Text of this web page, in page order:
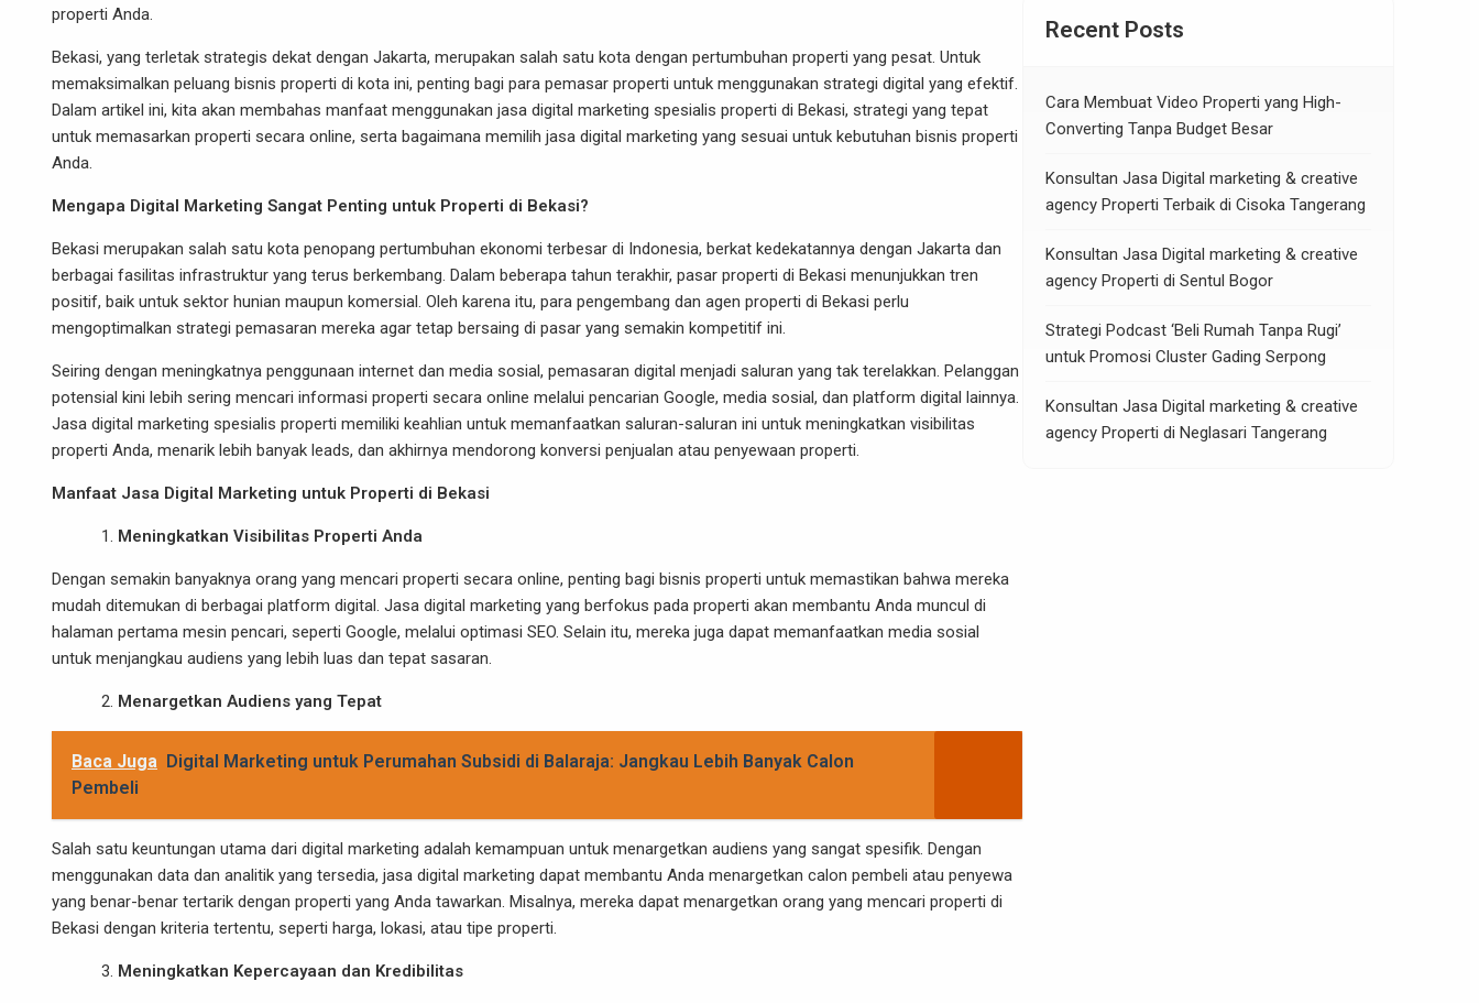
properti Anda.
Bekasi, yang terletak strategis dekat dengan Jakarta, merupakan salah satu kota dengan pertumbuhan properti yang pesat. Untuk
memaksimalkan peluang bisnis properti di kota ini, penting bagi para pemasar properti untuk menggunakan strategi digital yang efektif.
Dalam artikel ini, kita akan membahas manfaat menggunakan jasa digital marketing spesialis properti di Bekasi, strategi yang tepat
untuk memasarkan properti secara online, serta bagaimana memilih jasa digital marketing yang sesuai untuk kebutuhan bisnis properti
Anda.
Mengapa Digital Marketing Sangat Penting untuk Properti di Bekasi?
Bekasi merupakan salah satu kota penopang pertumbuhan ekonomi terbesar di Indonesia, berkat kedekatannya dengan Jakarta dan
berbagai fasilitas infrastruktur yang terus berkembang. Dalam beberapa tahun terakhir, pasar properti di Bekasi menunjukkan tren
positif, baik untuk sektor hunian maupun komersial. Oleh karena itu, para pengembang dan agen properti di Bekasi perlu
mengoptimalkan strategi pemasaran mereka agar tetap bersaing di pasar yang semakin kompetitif ini.
Seiring dengan meningkatnya penggunaan internet dan media sosial, pemasaran digital menjadi saluran yang tak terelakkan. Pelanggan
potensial kini lebih sering mencari informasi properti secara online melalui pencarian Google, media sosial, dan platform digital lainnya.
Jasa digital marketing spesialis properti memiliki keahlian untuk memanfaatkan saluran-saluran ini untuk meningkatkan visibilitas
properti Anda, menarik lebih banyak leads, dan akhirnya mendorong konversi penjualan atau penyewaan properti.
Manfaat Jasa Digital Marketing untuk Properti di Bekasi
Meningkatkan Visibilitas Properti Anda
Dengan semakin banyaknya orang yang mencari properti secara online, penting bagi bisnis properti untuk memastikan bahwa mereka
mudah ditemukan di berbagai platform digital. Jasa digital marketing yang berfokus pada properti akan membantu Anda muncul di
halaman pertama mesin pencari, seperti Google, melalui optimasi SEO. Selain itu, mereka juga dapat memanfaatkan media sosial
untuk menjangkau audiens yang lebih luas dan tepat sasaran.
Menargetkan Audiens yang Tepat
Baca Juga Digital Marketing untuk Perumahan Subsidi di Balaraja: Jangkau Lebih Banyak Calon
Pembeli
Salah satu keuntungan utama dari digital marketing adalah kemampuan untuk menargetkan audiens yang sangat spesifik. Dengan
menggunakan data dan analitik yang tersedia, jasa digital marketing dapat membantu Anda menargetkan calon pembeli atau penyewa
yang benar-benar tertarik dengan properti yang Anda tawarkan. Misalnya, mereka dapat menargetkan orang yang mencari properti di
Bekasi dengan kriteria tertentu, seperti harga, lokasi, atau tipe properti.
Meningkatkan Kepercayaan dan Kredibilitas
Recent Posts
Cara Membuat Video Properti yang High-
Converting Tanpa Budget Besar
Konsultan Jasa Digital marketing & creative
agency Properti Terbaik di Cisoka Tangerang
Konsultan Jasa Digital marketing & creative
agency Properti di Sentul Bogor
Strategi Podcast ‘Beli Rumah Tanpa Rugi’
untuk Promosi Cluster Gading Serpong
Konsultan Jasa Digital marketing & creative
agency Properti di Neglasari Tangerang